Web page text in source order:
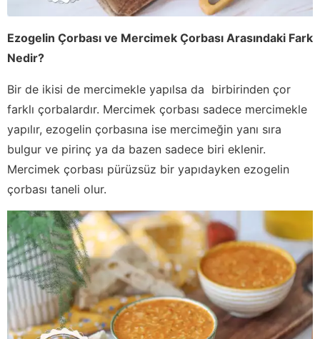
Ezogelin Çorbası ve Mercimek Çorbası Arasındaki Fark
Nedir?
Bir de ikisi de mercimekle yapılsa da birbirinden çor
farklı çorbalardır. Mercimek çorbası sadece mercimekle
yapılır, ezogelin çorbasına ise mercimeğin yanı sıra
bulgur ve pirinç ya da bazen sadece biri eklenir.
Mercimek çorbası pürüzsüz bir yapıdayken ezogelin
çorbası taneli olur.